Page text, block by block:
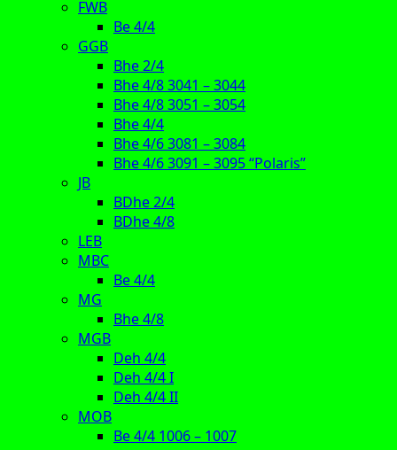
FWB
Be 4/4
GGB
Bhe 2/4
Bhe 4/8 3041 – 3044
Bhe 4/8 3051 – 3054
Bhe 4/4
Bhe 4/6 3081 – 3084
Bhe 4/6 3091 – 3095 “Polaris”
JB
BDhe 2/4
BDhe 4/8
LEB
MBC
Be 4/4
MG
Bhe 4/8
MGB
Deh 4/4
Deh 4/4 I
Deh 4/4 II
MOB
Be 4/4 1006 – 1007